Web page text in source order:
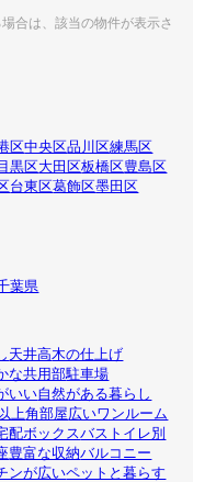
合は、該当の物件が表示さ
区中央区品川区練馬区
黒区大田区板橋区豊島区
台東区葛飾区墨田区
葉県
天井高木の仕上げ
な共用部駐車場
いい自然がある暮らし
上角部屋広いワンルーム
配ボックスバストイレ別
豊富な収納バルコニー
ンが広いペットと暮らす